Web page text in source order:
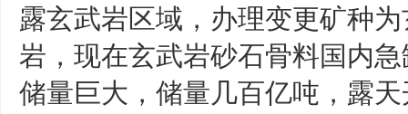
露玄武岩区域，办理变更矿种
岩，现在玄武岩砂石骨料国内
储量巨大，储量几百亿吨，露